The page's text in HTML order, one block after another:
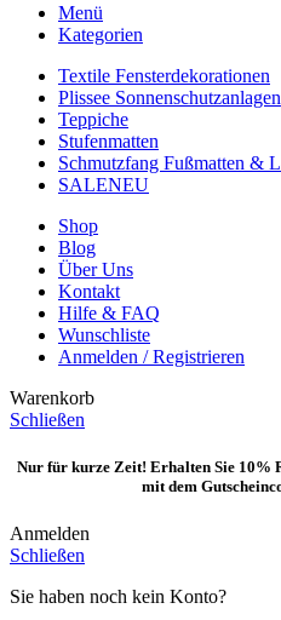
Menü
Kategorien
Textile Fensterdekorationen
Plissee Sonnenschutzanlagen
Teppiche
Stufenmatten
Schmutzfang Fußmatten &
SALENEU
Shop
Blog
Über Uns
Kontakt
Hilfe & FAQ
Wunschliste
Anmelden / Registrieren
Warenkorb
Schließen
Nur für kurze Zeit! Erhalten Sie 10%
mit dem
Anmelden
Schließen
Sie haben noch kein Konto?